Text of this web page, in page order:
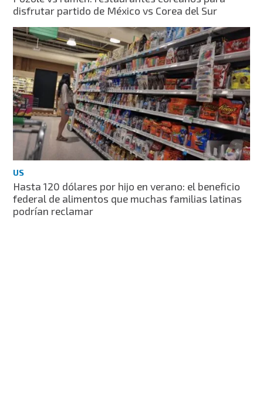
disfrutar partido de México vs Corea del Sur
US
Hasta 120 dólares por hijo en verano: el beneficio
federal de alimentos que muchas familias latinas
podrían reclamar